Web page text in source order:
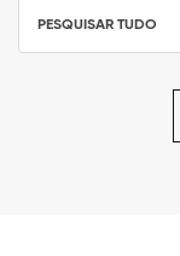
PESQUISAR TUDO